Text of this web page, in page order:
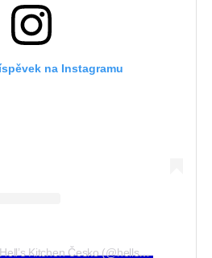
na Instagramu
Příspěvek sdílený Hell’s Kitchen Česko (@hellskitchencesko)